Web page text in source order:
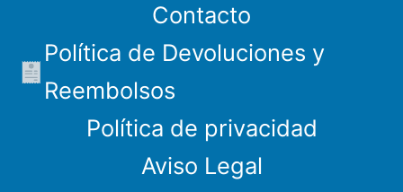
Contacto
Política de Devoluciones y
Reembolsos
Política de privacidad
Aviso Legal